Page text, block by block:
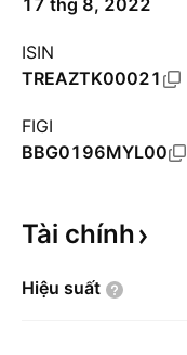
17 thg 8, 2022
ISIN
TREAZTK00021
FIGI
BBG0196MYL00
Tài chính
Hiệu suất